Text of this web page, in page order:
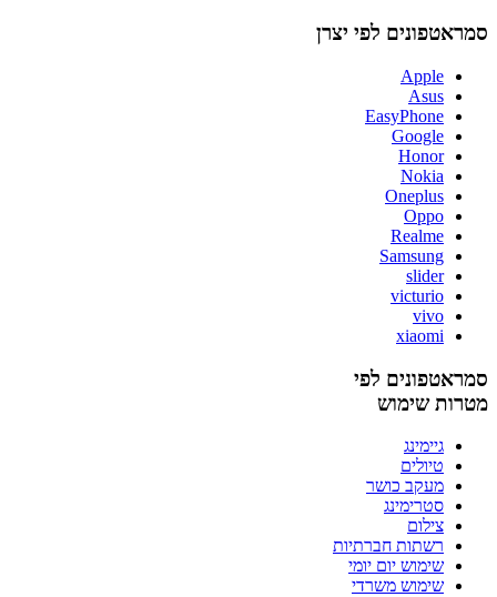
סמראטפונים לפי יצרן
Apple
Asus
EasyPhone
Google
Honor
Nokia
Oneplus
Oppo
Realme
Samsung
slider
victurio
vivo
xiaomi
סמראטפונים לפי
מטרות שימוש
גיימינג
טיולים
מעקב כושר
סטרימינג
צילום
רשתות חברתיות
שימוש יום יומי
שימוש משרדי